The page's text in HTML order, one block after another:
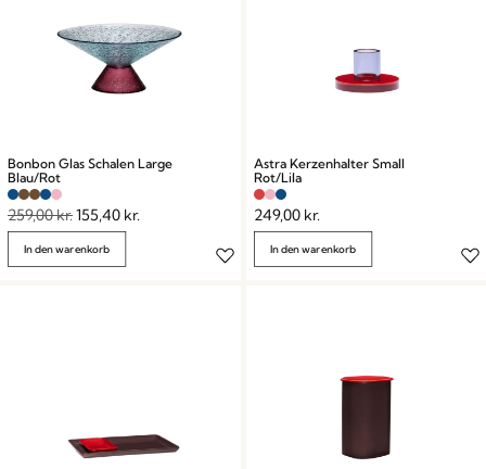
Bonbon Glas Schalen Large
Blau/Rot
259,00kr.155,40 kr.
In den warenkorb
Astra Kerzenhalter Small
Rot/Lila
249,00 kr.
In den warenkorb